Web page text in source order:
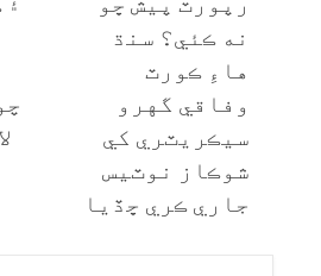
نه ڪئي؟ سنڌ
هاءِ ڪورٽ
وفاقي گهرو
سيڪريٽري کي
شوڪاز نوٽيس
جاري ڪري ڇڏيا